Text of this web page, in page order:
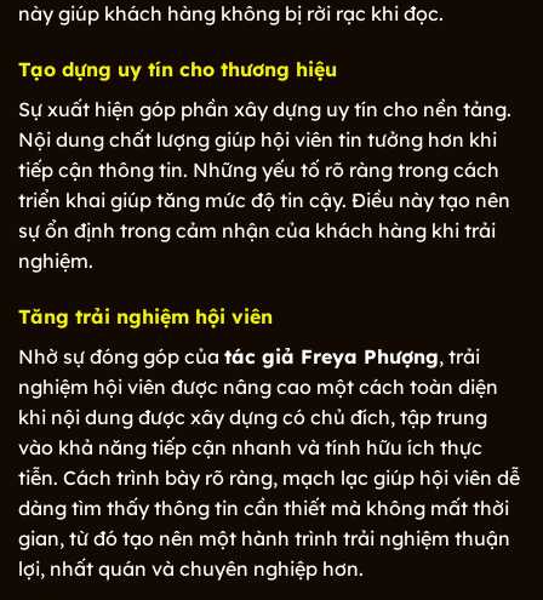
này giúp khách hàng không bị rời rạc khi đọc.
Tạo dựng uy tín cho thương hiệu
Sự xuất hiện góp phần xây dựng uy tín cho nền tảng.
Nội dung chất lượng giúp hội viên tin tưởng hơn khi
tiếp cận thông tin. Những yếu tố rõ ràng trong cách
triển khai giúp tăng mức độ tin cậy. Điều này tạo nên
sự ổn định trong cảm nhận của khách hàng khi trải
nghiệm.
Tăng trải nghiệm hội viên
Nhờ sự đóng góp của tác giả Freya Phượng, trải
nghiệm hội viên được nâng cao một cách toàn diện
khi nội dung được xây dựng có chủ đích, tập trung
vào khả năng tiếp cận nhanh và tính hữu ích thực
tiễn. Cách trình bày rõ ràng, mạch lạc giúp hội viên dễ
dàng tìm thấy thông tin cần thiết mà không mất thời
gian, từ đó tạo nên một hành trình trải nghiệm thuận
lợi, nhất quán và chuyên nghiệp hơn.